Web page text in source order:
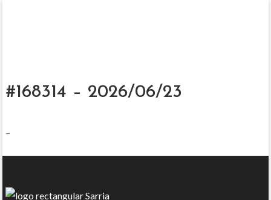
#168314 – 2026/06/23
–